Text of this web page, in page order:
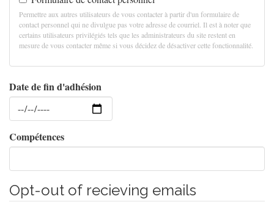
Permettre aux autres utilisateurs de vous contacter à partir d'un formulaire de
contact personnel qui ne divulgue pas votre adresse de courriel. Il est à noter que
certains utilisateurs privilégiés tels que les administrateurs du site restent en
mesure de vous contacter même si vous décidez de désactiver cette fonctionnalité.
Date de fin d'adhésion
Date
Compétences
Opt-out of recieving emails